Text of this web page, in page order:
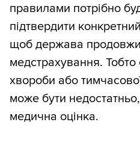
правилами потрібно
підтвердити
щоб держава
медстрахування.
хвороби або
може бути
медична оцінка.